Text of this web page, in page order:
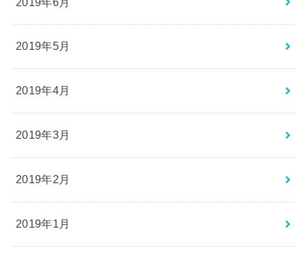
2019年5月
2019年4月
2019年3月
2019年2月
2019年1月